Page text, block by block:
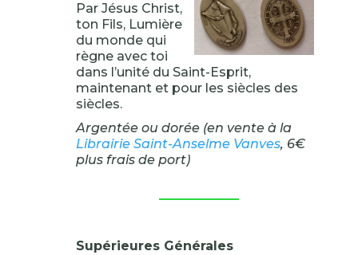
Par Jésus Christ,
ton Fils, Lumière
du monde qui
règne avec toi
dans l’unité du Saint-Esprit,
maintenant et pour les siècles des
siècles.
Argentée ou dorée (en vente à la
Librairie Saint-Anselme Vanves, 6€
plus frais de port)
Supérieures Générales